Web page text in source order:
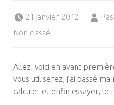
21 janvier 2012
Non classé
Allez, voici en avant
vous utiliserez, j’ai passé ma
calculer et enfin essayer, le